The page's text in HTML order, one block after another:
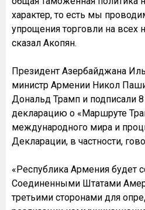
характер, то есть мы
упрощения торговли на всех
сказал Акопян.
Президент Азербайджана
министр Армении Никол
Дональд Трамп и подписали
декларацию о «Маршруте
международного мира и
Декларации, в частности,
«Республика Армения будет
Соединенными Штатами
третьими сторонами для